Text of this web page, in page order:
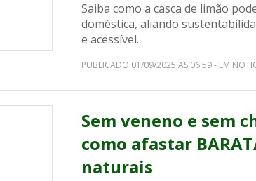
Saiba como a casca de limão
doméstica, aliando
e acessível.
PUBLICADO 01/09/2025 AS 06:59 - EM
Sem veneno e sem
como afastar
naturais